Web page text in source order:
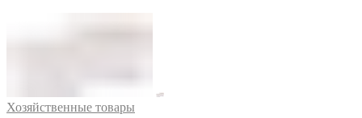
Хозяйственные товары